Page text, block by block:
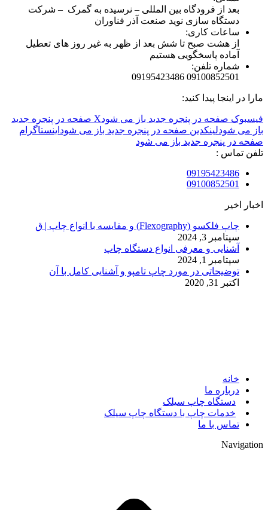
بعد از فرودگاه بین المللی – نرسیده به گمرک – شرکت
دستگاه سازی نوید صنعت آذر فناوران
ساعات کاری:
از هشت صبح تا شش بعد از ظهر به غیر روز های تعطیل
آماده پاسخگویی هستیم
شماره تلفن:
09100852501 09195423486
مارا در اینجا پیدا کنید:
فیسبوک صفحه در پنجره جدید باز می شود
X صفحه در پنجره جدید
باز می شودلینکدین صفحه در پنجره جدید باز می شود اینستاگرام
صفحه در پنجره جدید باز می شود
تلفن تماس :
09195423486
09100852501
اخبار اخیر
چاپ فلکسو (Flexography) و مقایسه با انواع چاپ | ق
سپتامبر 3, 2024
آشنایی و معرفی انواع دستگاه چاپ
سپتامبر 1, 2024
توضیحاتی در مورد چاپ تامپو و آشنایی کامل با آن
اکتبر 31, 2020
خانه
درباره ما
دستگاه چاپ سیلک
خدمات چاپ با دستگاه چاپ سیلک
تماس با ما
Navigation